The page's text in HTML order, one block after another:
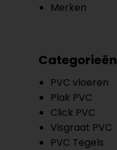
Merken
Categorieën
PVC vloeren
Plak PVC
Click PVC
Visgraat PVC
PVC Tegels